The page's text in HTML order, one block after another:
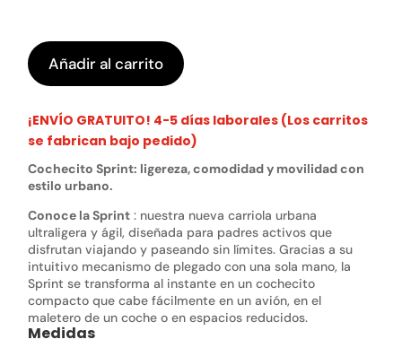
Añadir al carrito
¡ENVÍO GRATUITO! 4-5 días laborales (Los carritos
se fabrican bajo pedido)
Cochecito Sprint: ligereza, comodidad y movilidad con
estilo urbano.
Conoce la Sprint : nuestra nueva carriola urbana
ultraligera y ágil, diseñada para padres activos que
disfrutan viajando y paseando sin límites. Gracias a su
intuitivo mecanismo de plegado con una sola mano, la
Sprint se transforma al instante en un cochecito
compacto que cabe fácilmente en un avión, en el
maletero de un coche o en espacios reducidos.
Medidas